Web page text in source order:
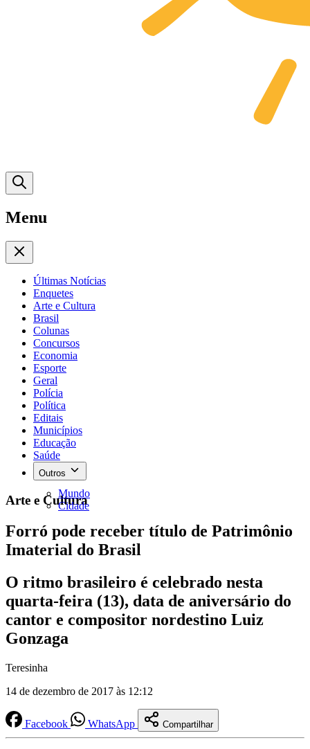
Menu
Últimas Notícias
Enquetes
Arte e Cultura
Brasil
Colunas
Concursos
Economia
Esporte
Geral
Polícia
Política
Editais
Municípios
Educação
Saúde
Outros
Mundo
Cidade
Arte e Cultura
Forró pode receber título de Patrimônio
Imaterial do Brasil
O ritmo brasileiro é celebrado nesta
quarta-feira (13), data de aniversário do
cantor e compositor nordestino Luiz
Gonzaga
Teresinha
14 de dezembro de 2017 às 12:12
Facebook WhatsApp Compartilhar